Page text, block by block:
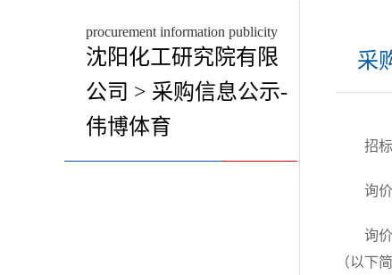
procurement information publicity
沈阳化工研究院有限
公司 > 采购信息公示-
伟博体育
采
招
询
询
（以下